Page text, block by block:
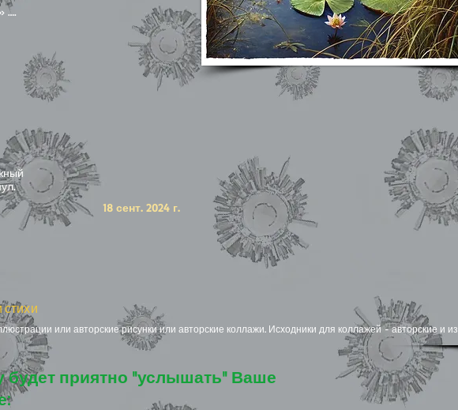
….
18 сент. 2024 г.
или авторские рисунки или авторские коллажи. Исходники для коллажей - авторские и из
будет приятно "услышать" Ваше